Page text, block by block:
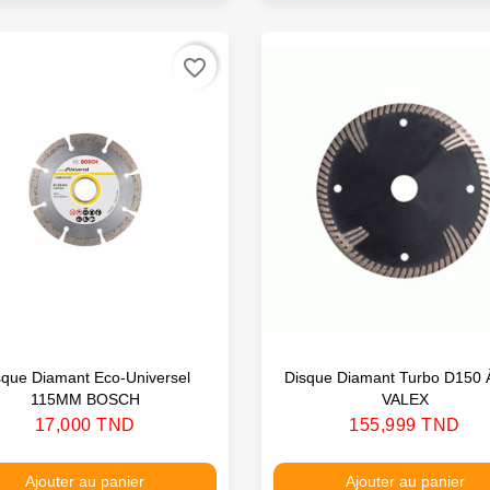
Diamant Eco-Universel
115MM BOSCH
Prix
17,000 TND
Ajouter au panier
favorite_border
Disque Diamant Turbo D150
VALEX
Prix
155,999 TND
Ajouter au panier